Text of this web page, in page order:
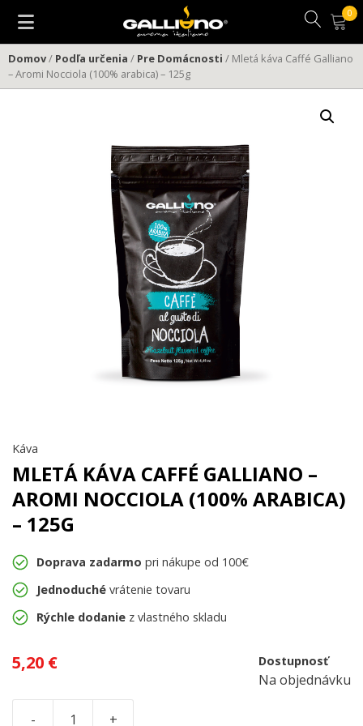
obsah
Domov/ Podľa určenia / Pre Domácnosti / Mletá káva Caffé Galliano
– Aromi Nocciola (100% arabica) – 125g
Káva
MLETÁ KÁVA CAFFÉ GALLIANO –
AROMI NOCCIOLA (100% ARABICA)
– 125G
Doprava zadarmo pri nákupe od 100€
Jednoduché vrátenie tovaru
Rýchle dodanie z vlastného skladu
5,20 € Dostupnosť
Na objednávku
- +